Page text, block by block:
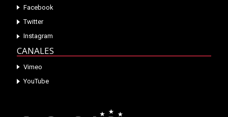
Facebook
Twitter
Instagram
CANALES
Vimeo
YouTube